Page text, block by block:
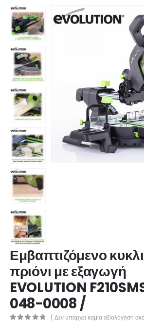
Εμβαπτιζόμενο
πριόνι με εξαγωγή
EVOLUTION
048-0008 /
( Δεν υπάρχει καμία αξιολόγηση